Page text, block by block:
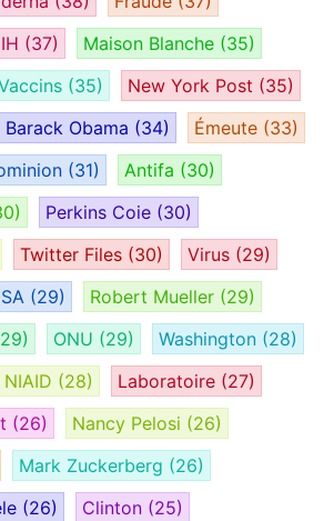
(37) Maison Blanche (35)
(35) New York Post (35)
Barack Obama (34) Émeute (33)
(31) Antifa (30)
Perkins Coie (30)
Twitter Files (30) Virus (29)
(29) Robert Mueller (29)
ONU (29) Washington (28)
NIAID (28) Laboratoire (27)
(26) Nancy Pelosi (26)
Mark Zuckerberg (26)
(26) Clinton (25)